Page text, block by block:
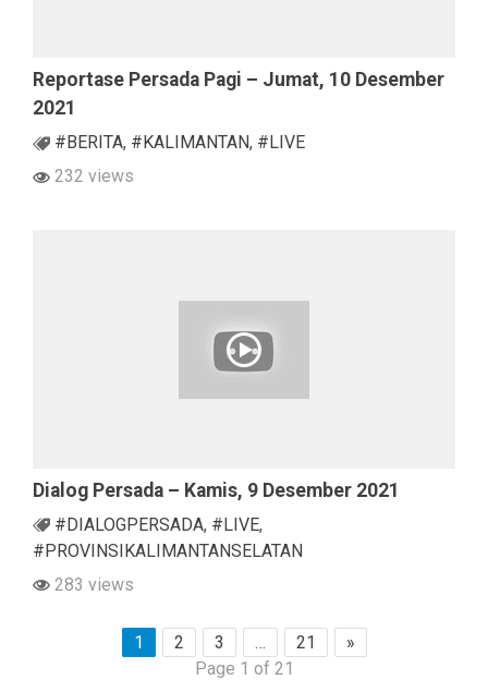
Reportase Persada Pagi – Jumat, 10 Desember
2021
#BERITA, #KALIMANTAN, #LIVE
232 views
Dialog Persada – Kamis, 9 Desember 2021
#DIALOGPERSADA, #LIVE,
#PROVINSIKALIMANTANSELATAN
283 views
1 2 3 … 21
»
Page 1 of 21